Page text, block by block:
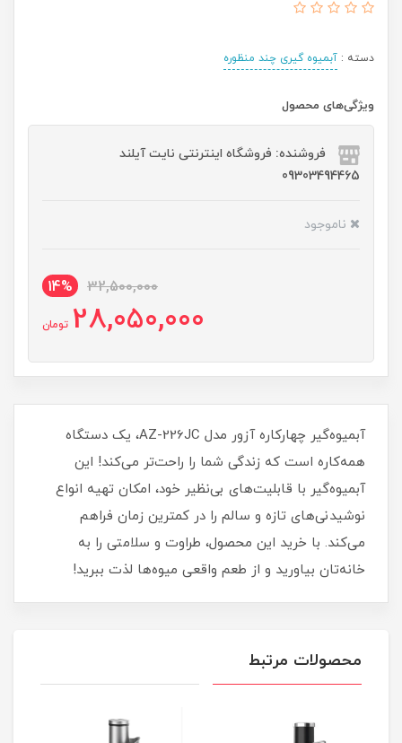
دسته : آبمیوه گیری چند منظوره
ویژگی‌های محصول
فروشنده: فروشگاه اینترنتی نایت آیلند
09303494465
ناموجود
32,500,000
14%
28,050,000 تومان
آبمیوه‌گیر چهارکاره آزور مدل AZ-226JC، یک دستگاه
همه‌کاره است که زندگی شما را راحت‌تر می‌کند! این
آبمیوه‌گیر با قابلیت‌های بی‌نظیر خود، امکان تهیه انواع
نوشیدنی‌های تازه و سالم را در کمترین زمان فراهم
می‌کند. با خرید این محصول، طراوت و سلامتی را به
خانه‌تان بیاورید و از طعم واقعی میوه‌ها لذت ببرید!
محصولات مرتبط